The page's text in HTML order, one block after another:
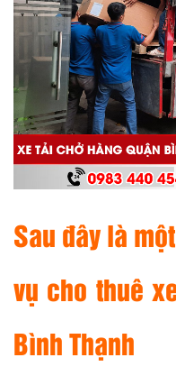
Sau đây là
vụ cho thuê
Bình Thạnh